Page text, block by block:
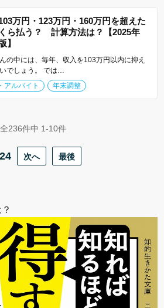
万円・123万円・160万円を超えた
ら払う？ 計算方法は？【2025年
】
の中には、毎年、収入を103万円以内に抑え
でしょう。 では…
アルバイト 年末調整
全236件中 1-10件
次へ 最後